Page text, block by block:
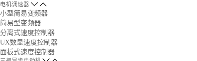
电机调速器
小型简易变频器
简易型变频器
分离式速度控制器
UX数显速度控制器
面板式速度控制器